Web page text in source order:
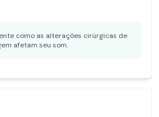
como as alterações cirúrgicas de
afetam seu som.